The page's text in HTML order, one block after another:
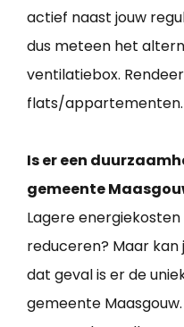
actief naast jouw
dus meteen het
ventilatiebox.
flats/appartementen.
Is er een
gemeente
Lagere
reduceren? Maar
dat geval is er de
gemeente